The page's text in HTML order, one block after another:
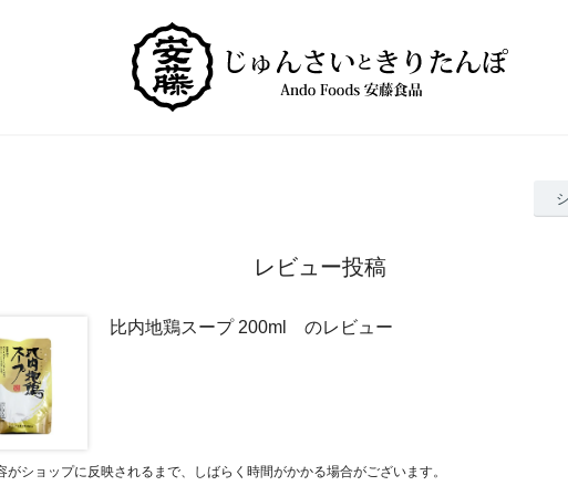
レビュー投稿
比内地鶏スープ 200ml のレビュー
がショップに反映されるまで、しばらく時間がかかる場合がございます。